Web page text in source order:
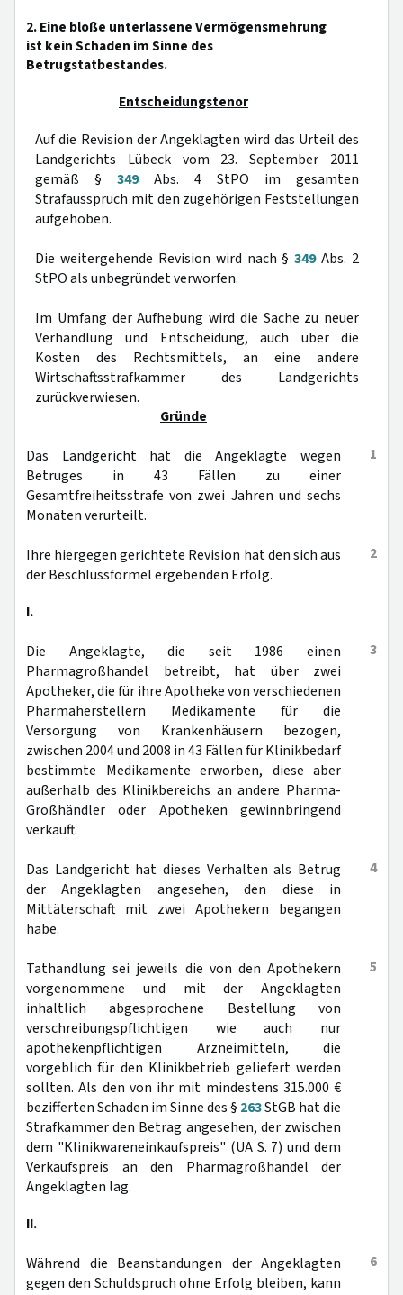
2. Eine bloße unterlassene Vermögensmehrung
ist kein Schaden im Sinne des
Betrugstatbestandes.
Entscheidungstenor
Auf die Revision der Angeklagten wird das Urteil des
Landgerichts Lübeck vom 23. September 2011
gemäß § 349Abs. 4 StPO im gesamten
Strafausspruch mit den zugehörigen Feststellungen
aufgehoben.
Die weitergehende Revision wird nach §349Abs. 2
StPO als unbegründet verworfen.
Im Umfang der Aufhebung wird die Sache zu neuer
Verhandlung und Entscheidung, auch über die
Kosten des Rechtsmittels, an eine andere
Wirtschaftsstrafkammer des Landgerichts
zurückverwiesen.
Gründe
1
Das Landgericht hat die Angeklagte wegen
Betruges in 43 Fällen zu einer
Gesamtfreiheitsstrafe von zwei Jahren und sechs
Monaten verurteilt.
2
Ihre hiergegen gerichtete Revision hat den sich aus
der Beschlussformel ergebenden Erfolg.
I.
3
Die Angeklagte, die seit 1986 einen
Pharmagroßhandel betreibt, hat über zwei
Apotheker, die für ihre Apotheke von verschiedenen
Pharmaherstellern Medikamente für die
Versorgung von Krankenhäusern bezogen,
zwischen 2004 und 2008 in 43 Fällen für Klinikbedarf
bestimmte Medikamente erworben, diese aber
außerhalb des Klinikbereichs an andere Pharma-
Großhändler oder Apotheken gewinnbringend
verkauft.
4
Das Landgericht hat dieses Verhalten als Betrug
der Angeklagten angesehen, den diese in
Mittäterschaft mit zwei Apothekern begangen
habe.
5
Tathandlung sei jeweils die von den Apothekern
vorgenommene und mit der Angeklagten
inhaltlich abgesprochene Bestellung von
verschreibungspflichtigen wie auch nur
apothekenpflichtigen Arzneimitteln, die
vorgeblich für den Klinikbetrieb geliefert werden
sollten. Als den von ihr mit mindestens 315.000 €
bezifferten Schaden im Sinne des § 263StGB hat die
Strafkammer den Betrag angesehen, der zwischen
dem "Klinikwareneinkaufspreis" (UA S. 7) und dem
Verkaufspreis an den Pharmagroßhandel der
Angeklagten lag.
II.
6
Während die Beanstandungen der Angeklagten
gegen den Schuldspruch ohne Erfolg bleiben, kann